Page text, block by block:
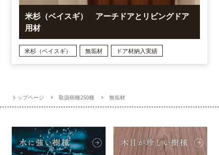
米杉（ベイスギ） アーチドアとリビングドア
用材
米杉（ベイスギ） 無垢材 ドア材納入実績
トップページ 取扱樹種250種 無垢材